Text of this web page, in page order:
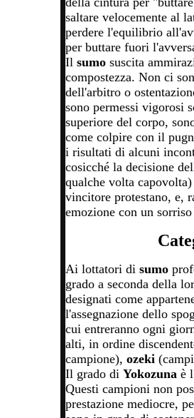
saltare velocemente al
perdere l'equilibrio
per buttare fuori
Il sumo suscita
compostezza. Non ci
dell'arbitro o
sono permessi vigorosi
superiore del corpo,
come colpire con il
i risultati di alcuni
cosicché la decisione
qualche volta
vincitore protestano, e,
emozione con un
Ai lottatori di sumo
grado a seconda della
designati come
l'assegnazione dello
cui entreranno ogni
alti, in ordine
campione), ozeki
Il grado di Yokozuna è
Questi campioni non
prestazione mediocre,